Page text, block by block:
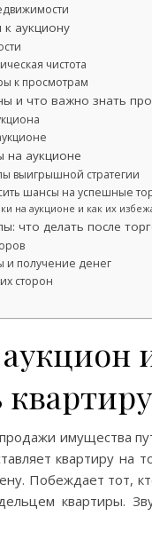
аукциону
чистота
к просмотрам
и что важно знать
на аукционе
выигрышной стратегии
шансы на успешные
на аукционе и как их
что делать после
и получение денег
сторон
имущества
квартиру на
Побеждает тот,
квартиры.